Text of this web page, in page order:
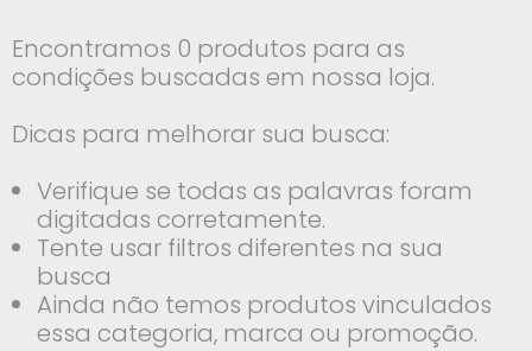
Encontramos 0 produtos para as
condições buscadas em nossa loja.
Dicas para melhorar sua busca:
Verifique se todas as palavras foram
digitadas corretamente.
Tente usar filtros diferentes na sua
busca
Ainda não temos produtos vinculados
essa categoria, marca ou promoção.